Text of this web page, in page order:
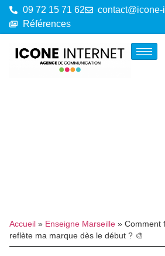
09 72 15 71 62
contact@icone-
Références
Accueil » Enseigne Marseille » Comment
reflète ma marque dès le début ? 🎨